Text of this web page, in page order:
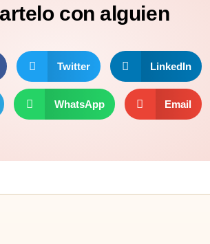
con alguien
Twitter LinkedIn
WhatsApp Email